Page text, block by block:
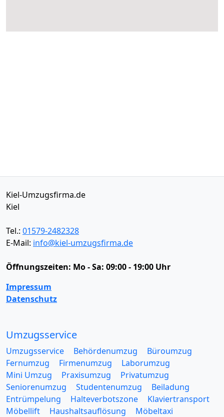
Kiel-Umzugsfirma.de
Kiel
Tel.: 01579-2482328
E-Mail: info@kiel-umzugsfirma.de
Öffnungszeiten: Mo - Sa: 09:00 - 19:00 Uhr
Impressum
Datenschutz
Umzugsservice
Umzugsservice Behördenumzug
Büroumzug
Fernumzug
Firmenumzug
Laborumzug
Mini Umzug
Praxisumzug
Privatumzug
Seniorenumzug
Studentenumzug
Beiladung
Entrümpelung
Halteverbotszone
Klaviertransport
Möbellift
Haushaltsauflösung
Möbeltaxi